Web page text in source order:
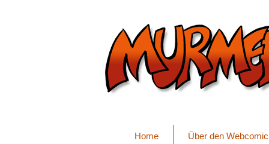
Home Über den Webcomic